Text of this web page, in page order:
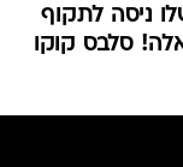
ניסה לתקוף
סלבס קוקו